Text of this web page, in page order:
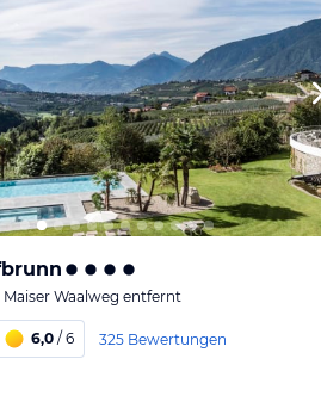
Maiser Waalweg entfernt
6,0 / 6 325 Bewertungen